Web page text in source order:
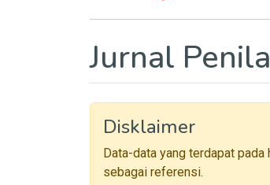
Jurnal
Disklaimer
Data-data yang terdapat
sebagai referensi.